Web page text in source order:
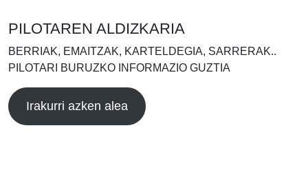
PILOTAREN ALDIZKARIA
BERRIAK, EMAITZAK, KARTELDEGIA, SARRERAK..
PILOTARI BURUZKO INFORMAZIO GUZTIA
Irakurri azken alea